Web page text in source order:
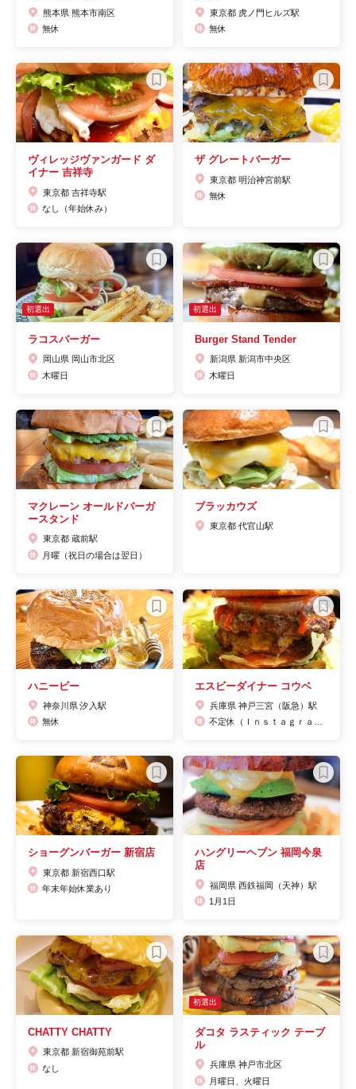
熊本県 熊本市南区
無休
東京都 虎ノ門ヒルズ駅
無休
ヴィレッジヴァンガード ダ
イナー 吉祥寺
東京都 吉祥寺駅
なし（年始休み）
ザ グレートバーガー
東京都 明治神宮前駅
無休
初選出
ラコスバーガー
岡山県 岡山市北区
木曜日
初選出
Burger Stand Tender
新潟県 新潟市中央区
木曜日
マクレーン オールドバーガ
ースタンド
東京都 蔵前駅
月曜（祝日の場合は翌日）
ブラッカウズ
東京都 代官山駅
ハニービー
神奈川県 汐入駅
無休
エスビーダイナー コウベ
兵庫県 神戸三宮（阪急）駅
ショーグンバーガー 新宿店
東京都 新宿西口駅
年末年始休業あり
ハングリーヘブン 福岡今泉
店
福岡県 西鉄福岡（天神）駅
1月1日
CHATTY CHATTY
東京都 新宿御苑前駅
なし
初選出
ダコタ ラスティック テーブ
ル
兵庫県 神戸市北区
月曜日、火曜日